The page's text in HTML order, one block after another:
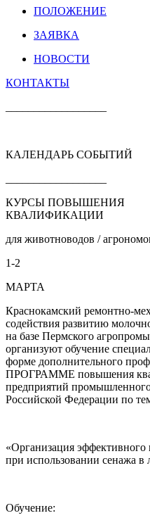
ПОЛОЖЕНИЕ
ЗАЯВКА
НОВОСТИ
КОНТАКТЫ
КАЛЕНДАРЬ СОБЫТИЙ
КУРСЫ ПОВЫШЕНИЯ
КВАЛИФИКАЦИИ
для животноводов /
1-2
МАРТА
Краснокамский ремонтно-
содействия развитию
на базе Пермского
организуют обучение
форме дополнительного
ПРОГРАММЕ повышения
предприятий
Российской Федерации по
«Организация эффективного
при использовании сенажа
Обучение: